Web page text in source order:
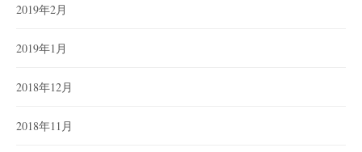
2019年2月
2019年1月
2018年12月
2018年11月